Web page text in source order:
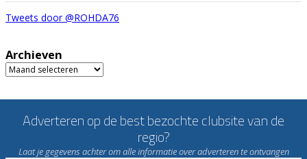
Tweets door @ROHDA76
Archieven
Archieven
Adverteren op de best bezochte clubsite van de
regio?
Laat je gegevens achter om alle informatie over adverteren te ontvangen